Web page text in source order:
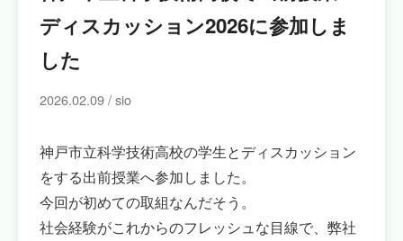
ディスカッション2026に参加しま
した
2026.02.09 / sio
神戸市立科学技術高校の学生とディスカッション
をする出前授業へ参加しました。
今回が初めての取組なんだそう。
社会経験がこれからのフレッシュな目線で、弊社